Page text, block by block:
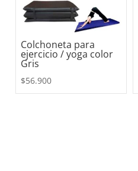
Colchoneta para
ejercicio / yoga color
Gris
$56.900